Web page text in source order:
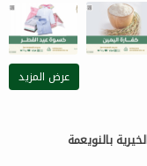
عرض المزيد
بالنويعمة